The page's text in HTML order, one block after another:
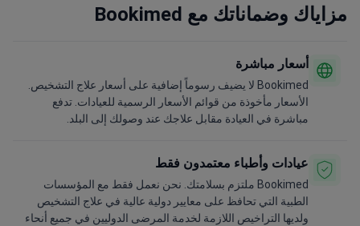
مزاياك وضماناتك مع Bookimed
أسعار مباشرة
Bookimed لا يضيف رسوماً إضافية على أسعار علاج التشخيص.
الأسعار مأخوذة من قوائم الأسعار الرسمية للعيادات. تدفع
مباشرة في العيادة مقابل علاجك عند وصولك إلى البلد.
عيادات وأطباء معتمدون فقط
Bookimed ملتزم بسلامتك. نحن نعمل فقط مع المؤسسات
الطبية التي تحافظ على معايير دولية عالية في علاج التشخيص
ولديها التراخيص اللازمة لخدمة المرضى الدوليين في جميع أنحاء